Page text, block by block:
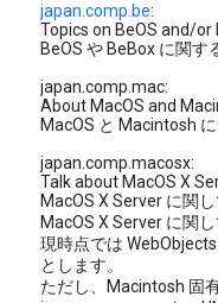
japan.comp.be:
Topics on BeOS and/or
BeOS や BeBox に関す
japan.comp.mac:
About MacOS and
MacOS と Macintosh
japan.comp.macosx:
Talk about MacOS X
MacOS X Server に関
MacOS X Server に関
現時点では
とします。
ただし、Macintosh 固